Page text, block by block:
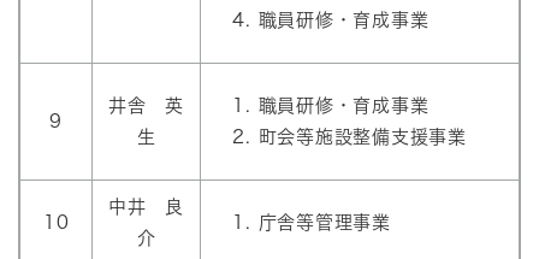
職員研修・育成事業
9
井舎 英
生
職員研修・育成事業
町会等施設整備支援事業
10
中井 良
介
庁舎等管理事業